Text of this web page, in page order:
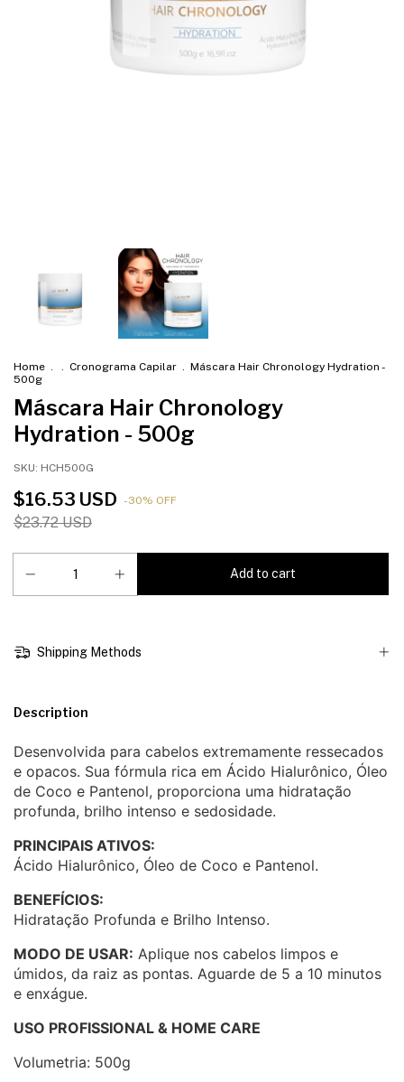
Home . . Cronograma Capilar . Máscara Hair Chronology Hydration -
500g
Máscara Hair Chronology
Hydration - 500g
SKU: HCH500G
$16.53 USD -30% OFF
$23.72 USD
Shipping Methods
Description
Desenvolvida para cabelos extremamente ressecados
e opacos. Sua fórmula rica em Ácido Hialurônico, Óleo
de Coco e Pantenol, proporciona uma hidratação
profunda, brilho intenso e sedosidade.
PRINCIPAIS ATIVOS:
Ácido Hialurônico, Óleo de Coco e Pantenol.
BENEFÍCIOS:
Hidratação Profunda e Brilho Intenso.
MODO DE USAR: Aplique nos cabelos limpos e
úmidos, da raiz as pontas. Aguarde de 5 a 10 minutos
e enxágue.
USO PROFISSIONAL & HOME CARE
Volumetria: 500g